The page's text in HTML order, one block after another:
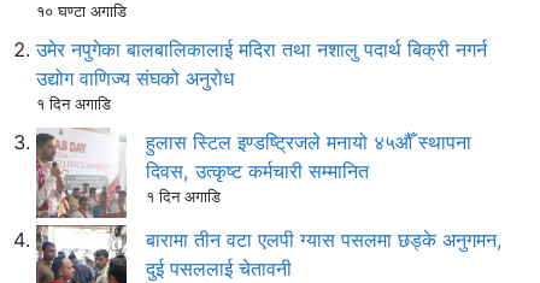
१० घण्टा अगाडि
उमेर नपुगेका बालबालिकालाई मदिरा तथा नशालु पदार्थ बिक्री नगर्न
उद्योग वाणिज्य संघको अनुरोध
१ दिन अगाडि
हुलास स्टिल इण्डष्ट्रिजले मनायो ४५औँ स्थापना
दिवस, उत्कृष्ट कर्मचारी सम्मानित
१ दिन अगाडि
बारामा तीन वटा एलपी ग्यास पसलमा छड्के अनुगमन,
दुई पसललाई चेतावनी